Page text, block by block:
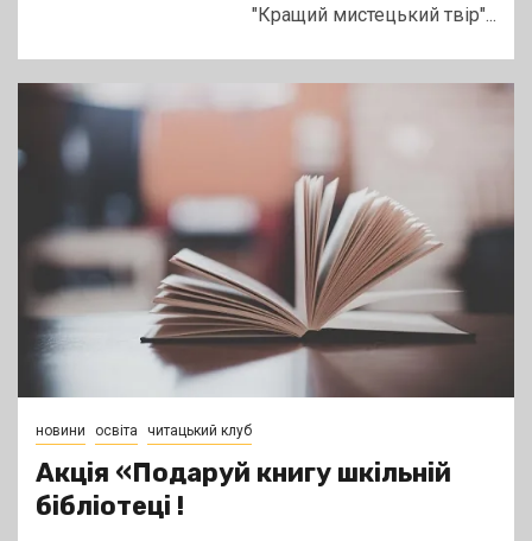
"Кращий мистецький твір"...
новини освіта читацький клуб
Акція «Подаруй книгу шкільній
бібліотеці !